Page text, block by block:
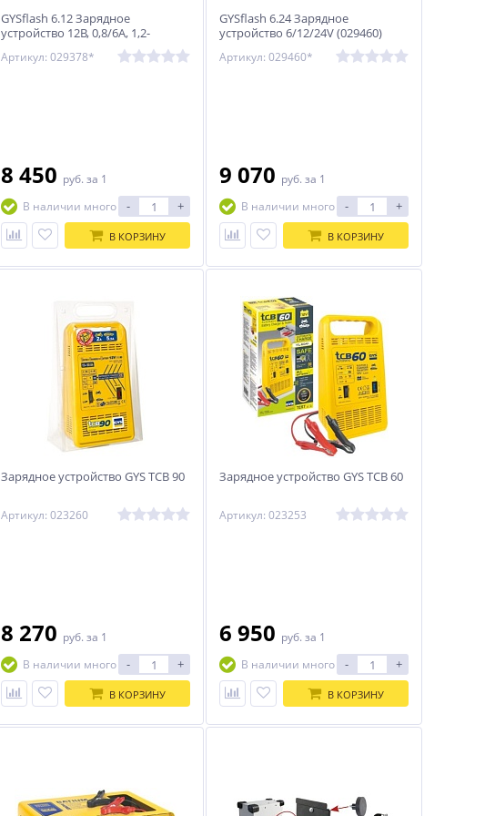
GYSflash 6.12 Зарядное
устройство 12В, 0,8/6A, 1,2-
Артикул: 029378*
8 450 руб. за 1
В наличии много
- +
В КОРЗИНУ
GYSflash 6.24 Зарядное
устройство 6/12/24V (029460)
Артикул: 029460*
9 070 руб. за 1
В наличии много
- +
В КОРЗИНУ
Зарядное устройство GYS TCB 90
Артикул: 023260
8 270 руб. за 1
В наличии много
- +
В КОРЗИНУ
Зарядное устройство GYS TCB 60
Артикул: 023253
6 950 руб. за 1
В наличии много
- +
В КОРЗИНУ